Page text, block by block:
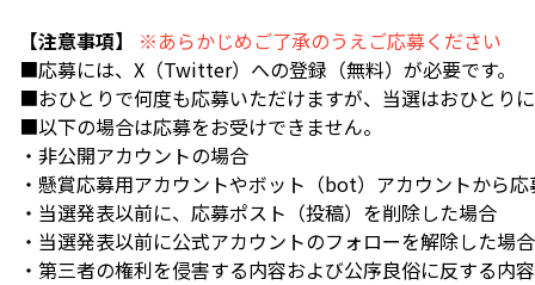
【注意事項】
※あらかじめご了承のうえご応募ください
■応募には、X（Twitter）への登録（無料）が必要です。
■おひとりで何度も応募いただけますが、当選はおひとり
■以下の場合は応募をお受けできません。
・非公開アカウントの場合
・懸賞応募用アカウントやボット（bot）アカウントから
・当選発表以前に、応募ポスト（投稿）を削除した場合
・当選発表以前に公式アカウントのフォローを解除した場合
・第三者の権利を侵害する内容および公序良俗に反する内